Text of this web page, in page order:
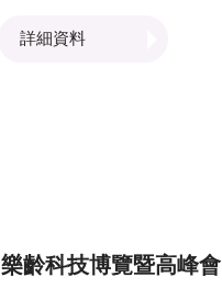
於研發項目獲得業界及社
詳細資料
樂齡科技博覽暨高峰